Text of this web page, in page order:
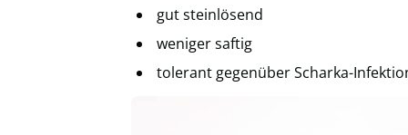
gut steinlösend
weniger saftig
tolerant gegenüber Scharka-